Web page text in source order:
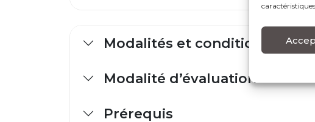
Modalités et conditions
Modalité d’évaluation
Prérequis